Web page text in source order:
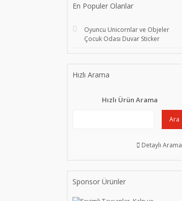
En Populer Olanlar
Oyuncu Unicornlar ve Objeler
Çocuk Odası Duvar Sticker
Hızlı Arama
Hızlı Ürün Arama
Ara
Detaylı Arama
Sponsor Ürünler